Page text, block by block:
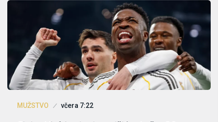
MUŽSTVO včera 7:22